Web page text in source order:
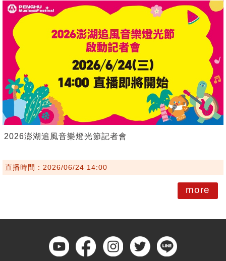
2026澎湖追風音樂燈光節記者會
直播時間：2026/06/24 14:00
more